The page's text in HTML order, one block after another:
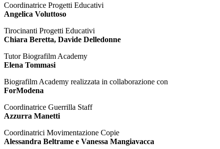
Coordinatrice Progetti Educativi
Angelica Voluttoso
Tirocinanti Progetti Educativi
Chiara Beretta, Davide Delledonne
Tutor Biografilm Academy
Elena Tommasi
Biografilm Academy realizzata in collaborazione con
ForModena
Coordinatrice Guerrilla Staff
Azzurra Manetti
Coordinatrici Movimentazione Copie
Alessandra Beltrame e Vanessa Mangiavacca